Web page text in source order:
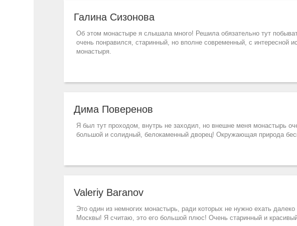
Галина Сизонова
Об этом монастыре я слышала много! Решила обязательно тут
очень понравился, старинный, но вполне современный, с интересной
монастыря.
Дима Поверенов
Я был тут проходом, внутрь не заходил, но внешне меня монастырь
большой и солидный, белокаменный дворец! Окружающая природа
Valeriy Baranov
Это один из немногих монастырь, ради которых не нужно ехать
Москвы! Я считаю, это его большой плюс! Очень старинный и